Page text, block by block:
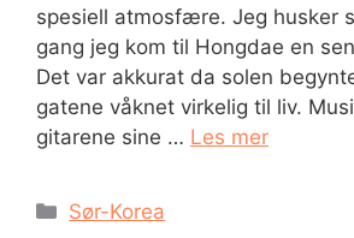
spesiell atmosfære. Jeg husker
gang jeg kom til Hongdae en
Det var akkurat da solen
gatene våknet virkelig til liv.
gitarene sine … Les mer
Kategorier
Sør-Korea